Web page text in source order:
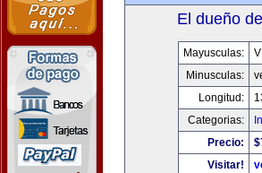
El dueño
Mayusculas:
Minusculas:
Longitud:
Categorias:
Precio:
Visitar!